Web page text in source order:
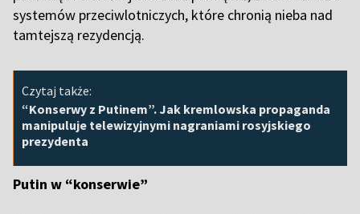
systemów przeciwlotniczych, które chronią nieba nad
tamtejszą rezydencją.
Czytaj także:
“Konserwy z Putinem”. Jak kremlowska propaganda
manipuluje telewizyjnymi nagraniami rosyjskiego
prezydenta
Putin w “konserwie”